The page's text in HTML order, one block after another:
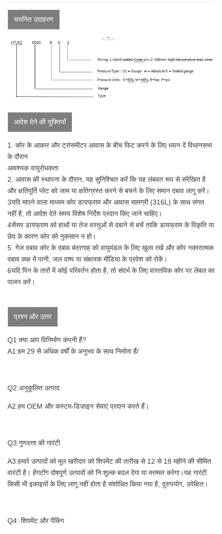
चयनित उदाहरण
आदेश देने की युक्तियाँ
1. कोर के आकार और ट्रांसमीटर आवास के बीच फिट करने के लिए ध्यान दें विधानसभा
के दौरान
आवश्यक वायुरोधकता
2. आवास की स्थापना के दौरान, यह सुनिश्चित करें कि यह लंबवत रूप से संरेखित है
और क्षतिपूर्ति प्लेट को जाम या क्षतिग्रस्त करने से बचने के लिए समान दबाव लागू करें।
3यदि मापने वाला माध्यम कोर डायफ्राम और आवास सामग्री (316L) के साथ संगत
नहीं है, तो आदेश देते समय विशेष निर्देश प्रदान किए जाने चाहिए।
4सेंसर डायफ्राम को हाथों या तेज वस्तुओं से दबाने से बचें ताकि डायफ्राम के विकृति या
छेद के कारण कोर को नुकसान न हो।
5. गेज दबाव कोर के दबाव बंदरगाह को वायुमंडल के लिए खुला रखें और कोर नकारात्मक
दबाव कक्ष में पानी, जल वाष्प या संक्षारक मीडिया के प्रवेश को रोकें।
6यदि पिन के तारों में कोई परिवर्तन होता है, तो संदर्भ के लिए वास्तविक कोर पर लेबल का
पालन करें।
प्रश्न और उत्तर
Q1:क्या आप विनिर्माण कंपनी हैं?
A1:हम 29 से अधिक वर्षों के अनुभव के साथ निर्माता हैं/
Q2:अनुकूलित उत्पाद
A2:हम OEM और कस्टम-डिज़ाइन सेवाएं प्रदान करते हैं।
Q3:गुणवत्ता की गारंटी
A3:हमारे उत्पादों को मूल खरीदार को शिपमेंट की तारीख से 12 से 18 महीने की सीमित
वारंटी है। हेंगटोंग दोषपूर्ण उत्पादों को निःशुल्क बदल देगा या मरम्मत करेगा।यह गारंटी
किसी भी इकाइयों के लिए लागू नहीं होता है संशोधित किया गया है, दुरुपयोग, उपेक्षित।
Q4: शिपमेंट और पैकिंग